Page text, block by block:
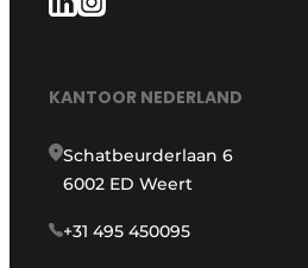
KANTOOR NEDERLAND
Schatbeurderlaan 6
6002 ED Weert
+31 495 450095